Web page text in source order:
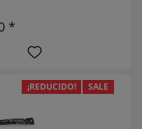
*
¡REDUCIDO! SALE